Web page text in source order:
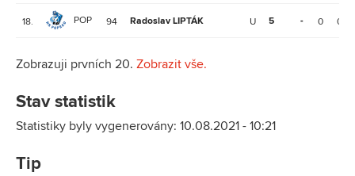
18. POP 94 Radoslav LIPTÁK U 5 - 0 0
Zobrazuji prvních 20. Zobrazit vše.
Stav statistik
Statistiky byly vygenerovány: 10.08.2021 - 10:21
Tip